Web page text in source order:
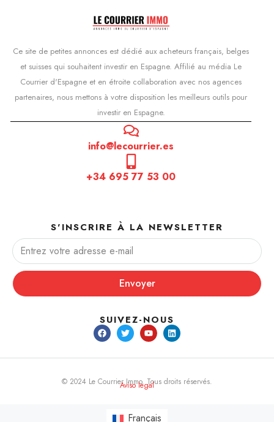
Ce site de petites annonces est dédié aux acheteurs français, belges
et suisses qui souhaitent investir en Espagne. Affilié au média Le
Courrier d'Espagne et en étroite collaboration avec nos agences
partenaires, nous mettons à votre disposition les meilleurs outils pour
investir en Espagne.
info@lecourrier.es
+34 695 77 53 00
S'INSCRIRE À LA NEWSLETTER
Envoyer
SUIVEZ-NOUS
© 2024 Le Courrier Immo. Tous droits réservés.
Aviso legal
Français